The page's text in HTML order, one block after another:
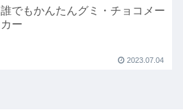
誰でもかんたんグミ・チョコメー
カー
2023.07.04